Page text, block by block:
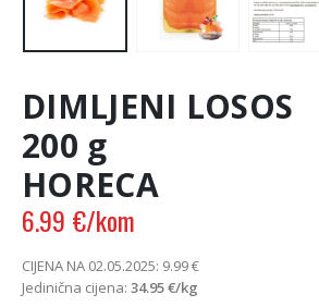
DIMLJENI LOSOS
200 g
HORECA
6.99 €/kom
CIJENA NA 02.05.2025: 9.99€
Jedinična cijena: 34.95€/kg